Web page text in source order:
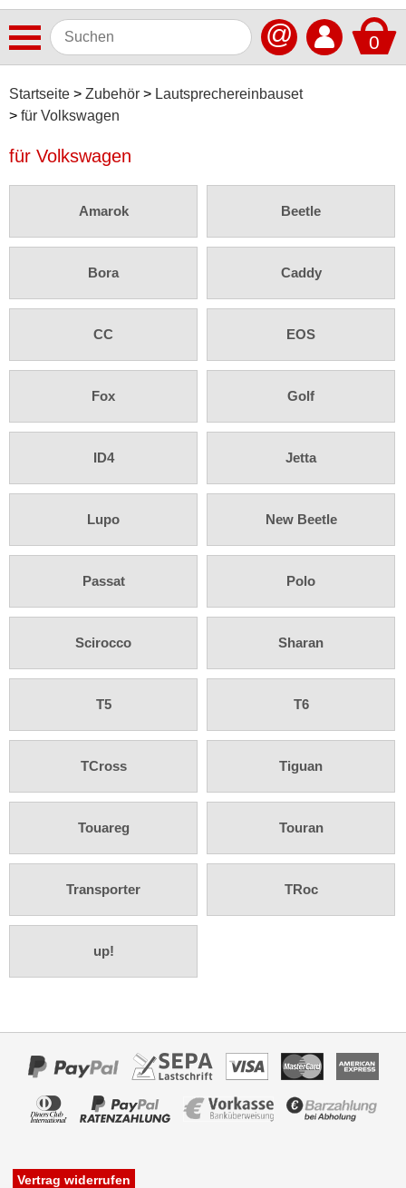
0
@
Startseite Zubehör
Lautsprechereinbauset
für Volkswagen
Autoradios
Dashcams
Multimedia
Navigationssoftware
Navigationssysteme
Subwoofer
Zubehör
Antennensplitter
Antennenstab
Antennenstecker
Aux-In-Adapter
Bluetooth
CAN-BUS-Adapter
Entriegelung
Entstörmaterial
Fahrzeughalter
für Volkswagen
Amarok Beetle
Bora Caddy
CC EOS
Fox Golf
ID4 Jetta
Lupo New Beetle
Passat Polo
Scirocco Sharan
T5 T6
TCross Tiguan
Touareg Touran
Transporter TRoc
up!
Vertrag widerrufen